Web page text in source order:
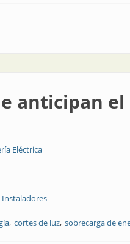
ecológica y sin ruidos
anticipan
Eléctrica
cortes de luz sobrecarga de